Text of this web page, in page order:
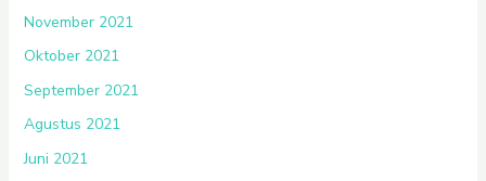
November 2021
Oktober 2021
September 2021
Agustus 2021
Juni 2021